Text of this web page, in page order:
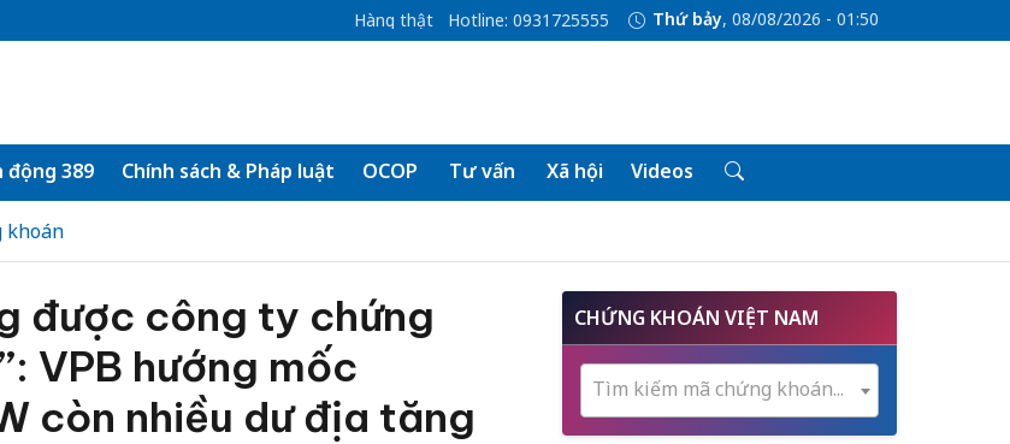
Hàng thật Hotline: 0931725555 Thứ bảy, 08/08/2026 - 01:50
động 389 Chính sách & Pháp luật OCOP Tư vấn Xã hội Videos
khoán
được công ty chứng
VPB hướng mốc
còn nhiều dư địa tăng
CHỨNG KHOÁN VIỆT NAM
Tìm kiếm mã chứng khoán...